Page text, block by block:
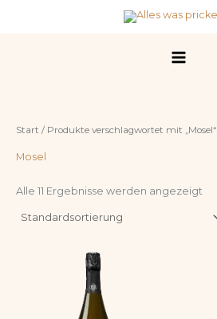
Start / Produkte verschlagwortet mit „Mosel“
Mosel
Alle 11 Ergebnisse werden angezeigt